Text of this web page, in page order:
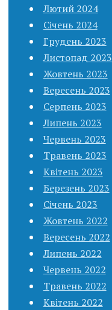
Лютий 2024
Січень 2024
Грудень 2023
Листопад 2023
Жовтень 2023
Вересень 2023
Серпень 2023
Липень 2023
Червень 2023
Травень 2023
Квітень 2023
Березень 2023
Січень 2023
Жовтень 2022
Вересень 2022
Липень 2022
Червень 2022
Травень 2022
Квітень 2022